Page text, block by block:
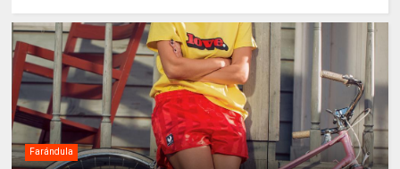
Farándula